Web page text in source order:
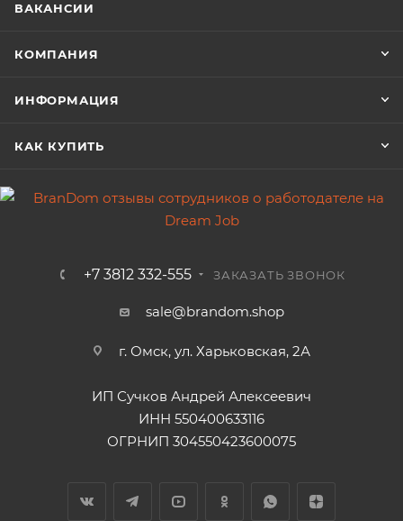
ВАКАНСИИ
КОМПАНИЯ
ИНФОРМАЦИЯ
КАК КУПИТЬ
+7 3812 332-555 ЗАКАЗАТЬ ЗВОНОК
sale@brandom.shop
г. Омск, ул. Харьковская, 2А
ИП Сучков Андрей Алексеевич
ИНН 550400633116
ОГРНИП 304550423600075